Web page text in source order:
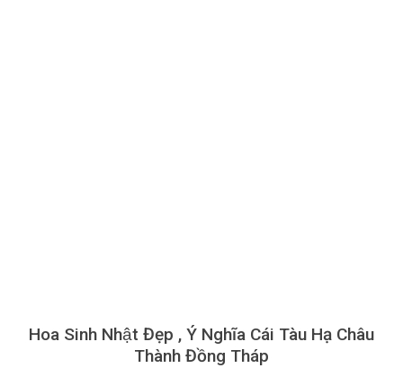
Hoa Sinh Nhật Đẹp , Ý Nghĩa Cái Tàu Hạ Châu
Thành Đồng Tháp